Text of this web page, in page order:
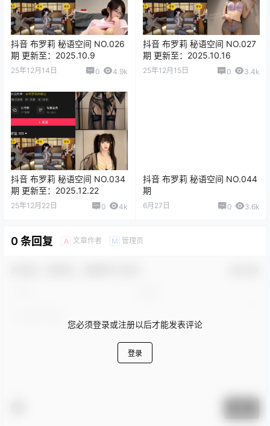
抖音 布罗莉 秘语空间 NO.026
期 更新至：2025.10.9
25年12月14日 0 4.9k
抖音 布罗莉 秘语空间 NO.027
期 更新至：2025.10.16
25年12月15日 0 3.4k
抖音 布罗莉 秘语空间 NO.034
期 更新至：2025.12.22
25年12月22日 0 4k
抖音 布罗莉 秘语空间 NO.044
期
6月27日 0 3.6k
0 条回复 A 文章作者 M 管理员
您必须登录或注册以后才能发表评论
登录